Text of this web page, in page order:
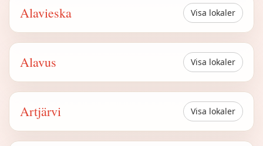
Alavieska Visa lokaler
Alavus Visa lokaler
Artjärvi Visa lokaler